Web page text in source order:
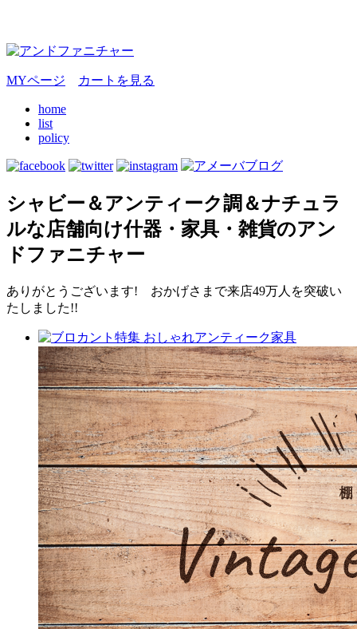
MYページ カートを見る
home
list
policy
シャビー＆アンティーク調＆ナチュラ
ルな店舗向け什器・家具・雑貨のアン
ドファニチャー
ありがとうございます! おかげさまで来店49万人を突破い
たしました!!